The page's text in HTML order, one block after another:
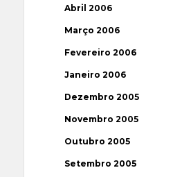
Abril 2006
Março 2006
Fevereiro 2006
Janeiro 2006
Dezembro 2005
Novembro 2005
Outubro 2005
Setembro 2005